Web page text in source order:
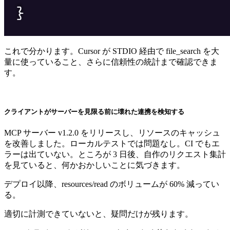
これで分かります。Cursor が STDIO 経由で file_search を大
量に使っていること、さらに信頼性の統計まで確認できま
す。
クライアントがサーバーを見限る前に壊れた連携を検知する
MCP サーバー v1.2.0 をリリースし、リソースのキャッシュ
を改善しました。ローカルテストでは問題なし。CI でもエ
ラーは出ていない。ところが 3 日後、自作のリクエスト集計
を見ていると、何かおかしいことに気づきます。
デプロイ以降、resources/read のボリュームが 60% 減ってい
る。
適切に計測できていないと、疑問だけが残ります。